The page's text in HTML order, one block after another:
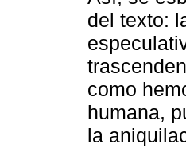
del texto:
como
humana,
la